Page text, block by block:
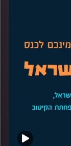
–לחצו כאן
–לחצו כאן